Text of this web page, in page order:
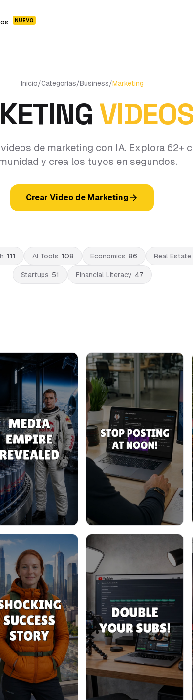
NUEVO
Inicio/Categorías/Business/Marketing
de marketing con IA. Explora 62+
y crea los tuyos en segundos.
Crear Video de Marketing
111 AI Tools 108 Economics 86 Real Estate
Startups 51 Financial Literacy 47